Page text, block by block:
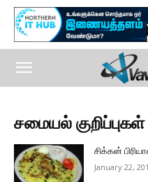
சமையல் குறிப்புகள்
சிக்கன்
January 22,